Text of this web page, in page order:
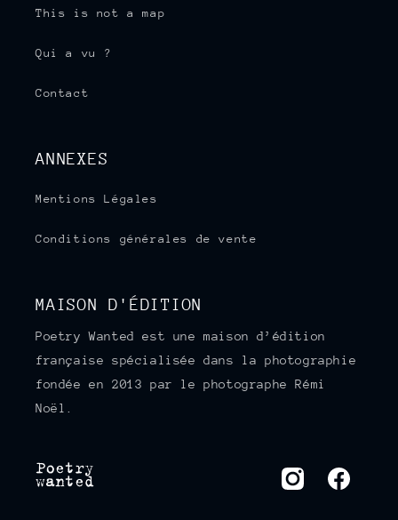
This is not a map
Qui a vu ?
Contact
ANNEXES
Mentions Légales
Conditions générales de vente
MAISON D'ÉDITION
Poetry Wanted est une maison d’édition
française spécialisée dans la photographie
fondée en 2013 par le photographe Rémi
Noël.
InstagramFacebook